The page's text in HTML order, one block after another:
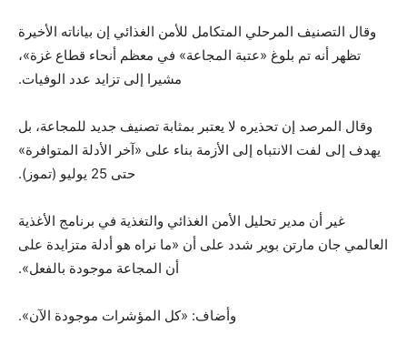
وقال التصنيف المرحلي المتكامل للأمن الغذائي إن بياناته الأخيرة
تظهر أنه تم بلوغ «عتبة المجاعة» في معظم أنحاء قطاع غزة»،
مشيرا إلى تزايد عدد الوفيات.
وقال المرصد إن تحذيره لا يعتبر بمثابة تصنيف جديد للمجاعة، بل
يهدف إلى لفت الانتباه إلى الأزمة بناء على «آخر الأدلة المتوافرة»
حتى 25 يوليو (تموز).
غير أن مدير تحليل الأمن الغذائي والتغذية في برنامج الأغذية
العالمي جان مارتن بوير شدد على أن «ما نراه هو أدلة متزايدة على
أن المجاعة موجودة بالفعل».
وأضاف: «كل المؤشرات موجودة الآن».